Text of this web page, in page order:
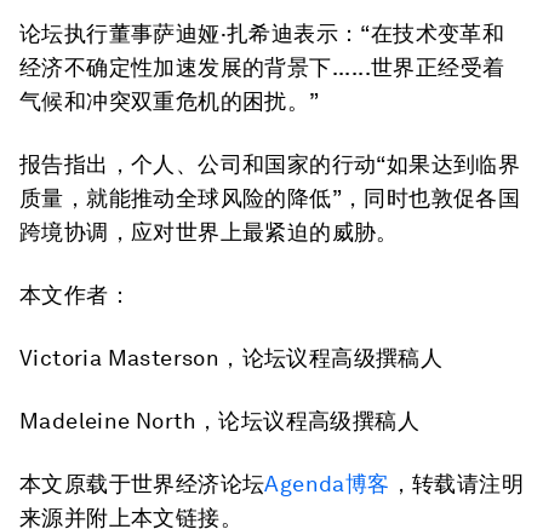
论坛执行董事萨迪娅·扎希迪表示：“在技术变革和
经济不确定性加速发展的背景下......世界正经受着
气候和冲突双重危机的困扰。”
报告指出，个人、公司和国家的行动“如果达到临界
质量，就能推动全球风险的降低”，同时也敦促各国
跨境协调，应对世界上最紧迫的威胁。
本文作者：
Victoria Masterson，论坛议程高级撰稿人
Madeleine North，论坛议程高级撰稿人
本文原载于世界经济论坛Agenda博客 ，转载请注明
来源并附上本文链接。